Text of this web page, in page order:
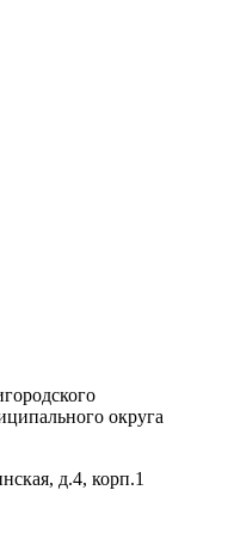
округа
д.4, корп.1